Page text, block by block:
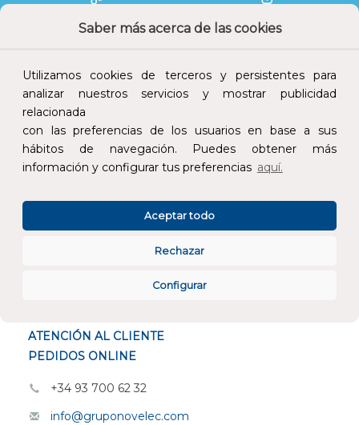
Saber más acerca de las cookies
Utilizamos cookies de terceros y persistentes para
analizar nuestros servicios y mostrar publicidad
relacionada
con las preferencias de los usuarios en base a sus
hábitos de navegación. Puedes obtener más
información y configurar tus preferencias aquí.
Configurar
Rechazar
Aceptar todo
Atención al cliente
ATENCIÓN AL CLIENTE
PEDIDOS ONLINE
+34 93 700 62 32
info@gruponovelec.com